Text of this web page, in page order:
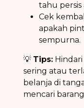
tahu persis
Cek
apakah
sempurna.
💡 Tips:
sering atau
belanja di
mencari